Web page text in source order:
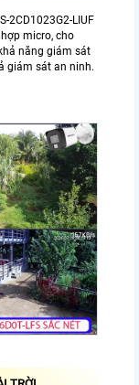
2CD1023G2-LIUF
micro, cho
năng giám sát
giám sát an ninh.